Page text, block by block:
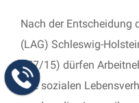
Nach der Entscheidung
(LAG) Schleswig-
157/15) dürfen
ihre sozialen